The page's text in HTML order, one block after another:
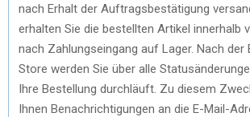
nach Erhalt der Auftragsbestätigung
erhalten Sie die bestellten Artikel innerhalb
nach Zahlungseingang auf Lager. Nach der
Store werden Sie über alle
Ihre Bestellung durchläuft. Zu diesem
Ihnen Benachrichtigungen an die E-Mail-